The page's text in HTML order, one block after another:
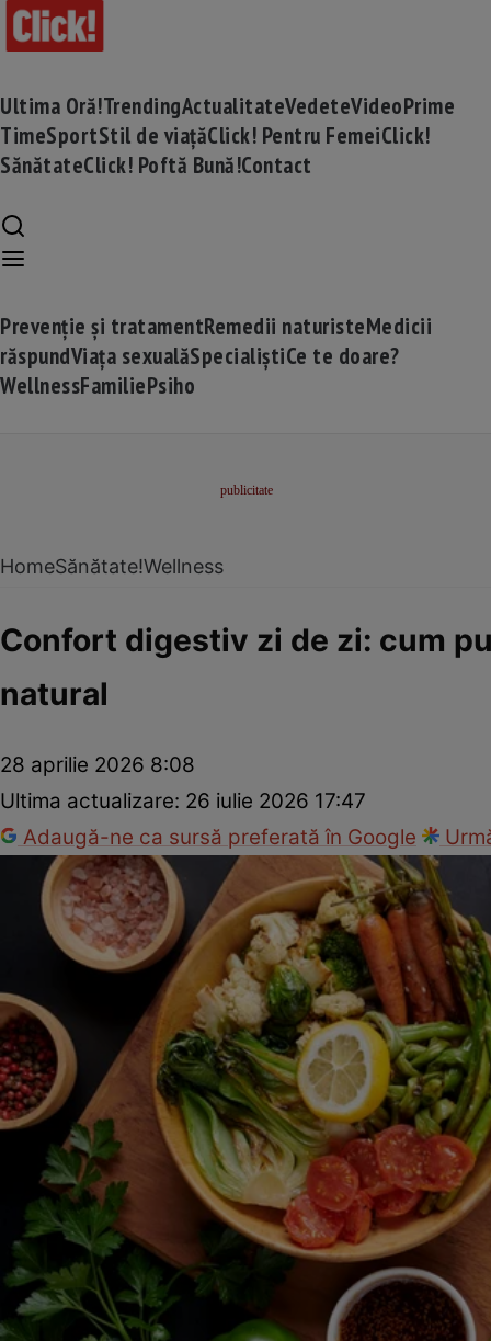
Ultima Oră!TrendingActualitateVedeteVideoPrime
TimeSportStil de viațăClick! Pentru FemeiClick!
SănătateClick! Poftă Bună!Contact
Prevenție și tratamentRemedii naturisteMedicii
răspundViața sexualăSpecialiștiCe te doare?
WellnessFamiliePsiho
HomeSănătate!Wellness
Confort digestiv zi de zi: cum
natural
28 aprilie 2026 8:08
Ultima actualizare: 26 iulie 2026 17:47
Adaugă-ne ca sursă preferată în Google